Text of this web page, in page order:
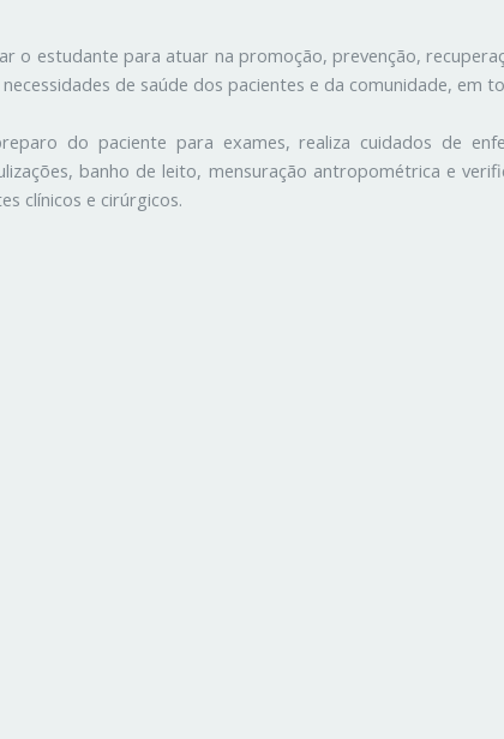
o estudante para atuar na promoção, prevenção,
de saúde dos pacientes e da comunidade, em
do paciente para exames, realiza cuidados de
banho de leito, mensuração antropométrica e
clínicos e cirúrgicos.